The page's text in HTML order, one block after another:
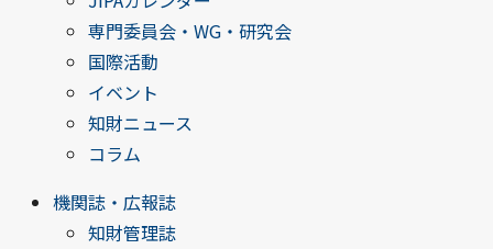
専門委員会・WG・研究会
国際活動
イベント
知財ニュース
コラム
機関誌・広報誌
知財管理誌